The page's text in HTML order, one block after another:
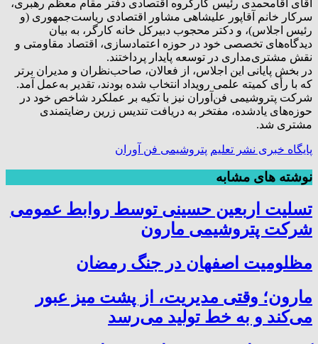
آقای آقامحمدی رئیس کارگروه اقتصادی دفتر مقام معظم رهبری،
سرکار خانم آقاپور علیشاهی مشاور اقتصادی ریاست‌جمهوری (و
رئیس اجلاس)، و دکتر محجوب دبیرکل خانه کارگر، به بیان
دیدگاه‌های تخصصی خود در حوزه اعتمادسازی، اقتصاد مقاومتی و
نقش مشتری‌مداری در توسعه پایدار پرداختند.
در بخش پایانی این اجلاس، از فعالان، صاحب‌نظران و مدیران برتر
که با رأی کمیته علمی رویداد انتخاب شده بودند، تقدیر به‌عمل آمد.
شرکت پتروشیمی فن‌آوران نیز با تکیه بر عملکرد شاخص خود در
حوزه‌های یادشده، مفتخر به دریافت تندیس زرین رضایتمندی
مشتری شد.
پایگاه خبری نشر تعلیم پتروشیمی فن آوران
نوشته های مشابه
تسلیت اربعین حسینی توسط روابط عمومی
شرکت پتروشیمی مارون
مظلومیت اصفهان در جنگ رمضان
مارون؛ وقتی مدیریت، از پشت میز عبور
می‌کند و به خط تولید می‌رسد